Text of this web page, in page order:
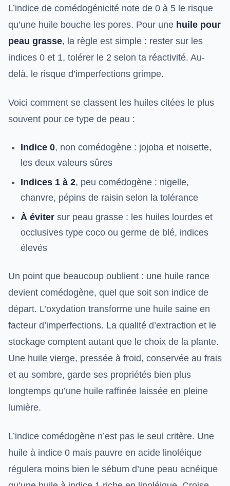
L’indice de comédogénicité note de 0 à 5 le risque
qu’une huile bouche les pores. Pour une huile pour
peau grasse, la règle est simple : rester sur les
indices 0 et 1, tolérer le 2 selon ta réactivité. Au-
delà, le risque d’imperfections grimpe.
Voici comment se classent les huiles citées le plus
souvent pour ce type de peau :
Indice 0, non comédogène : jojoba et noisette,
les deux valeurs sûres
Indices 1 à 2, peu comédogène : nigelle,
chanvre, pépins de raisin selon la tolérance
À éviter sur peau grasse : les huiles lourdes et
occlusives type coco ou germe de blé, indices
élevés
Un point que beaucoup oublient : une huile rance
devient comédogène, quel que soit son indice de
départ. L’oxydation transforme une huile saine en
facteur d’imperfections. La qualité d’extraction et le
stockage comptent autant que le choix de la plante.
Une huile vierge, pressée à froid, conservée au frais
et au sombre, garde ses propriétés bien plus
longtemps qu’une huile raffinée laissée en pleine
lumière.
L’indice comédogène n’est pas le seul critère. Une
huile à indice 0 mais pauvre en acide linoléique
régulera moins bien le sébum d’une peau acnéique